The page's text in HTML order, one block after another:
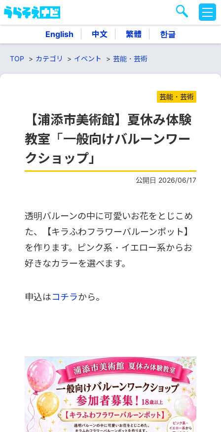
English 中文 繁體 한글
M
E
TOP カテゴリ イベント 芸能・芸術
芸能・芸術
【浦添市美術館】夏休み体験
教室「一般向けバルーンワー
クショップ」
公開日 2026/06/17
透明バルーンの中に可愛いお花をとじこめ
た、【キラふわフラワーバルーンポット】
を作ります。ピンク系・ イエロー系からお
好きなカラーを選べます。
申込はコチラから。